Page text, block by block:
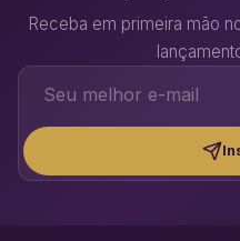
Receba em primeira mão